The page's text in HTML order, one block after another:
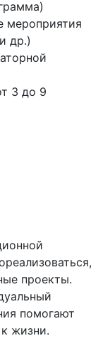
мероприятия
др.)
3 до 9
проекты.
помогают
жизни.